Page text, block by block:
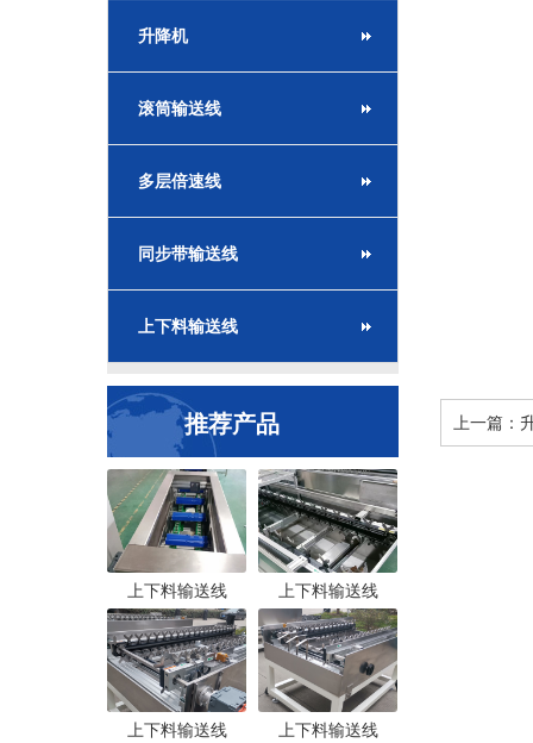
升降机
滚筒输送线
多层倍速线
同步带输送线
上下料输送线
推荐产品
上下料输送线 上下料输送线
上下料输送线 上下料输送线
上一篇：